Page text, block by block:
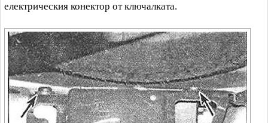
електрическия конектор от ключалката.